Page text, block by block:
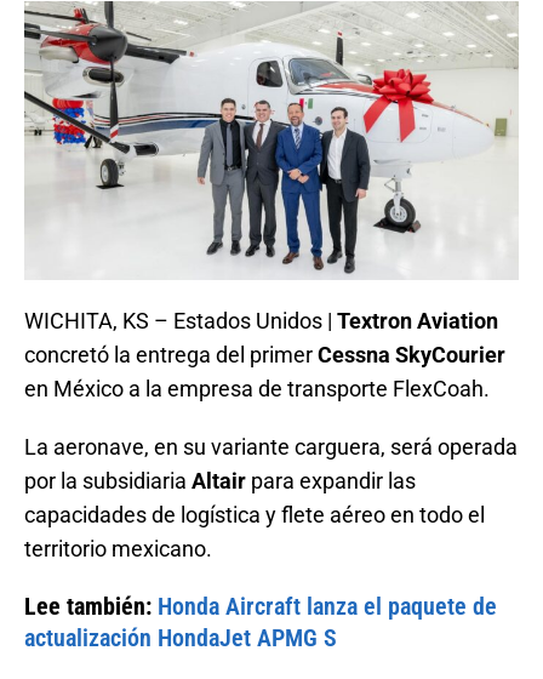
WICHITA, KS – Estados Unidos | Textron Aviation
concretó la entrega del primerCessna SkyCourier
en México a la empresa de transporte FlexCoah.
La aeronave, en su variante carguera, será operada
por la subsidiaria Altair para expandir las
capacidades de logística y flete aéreo en todo el
territorio mexicano.
Lee también: Honda Aircraft lanza el paquete de
actualización HondaJet APMG S